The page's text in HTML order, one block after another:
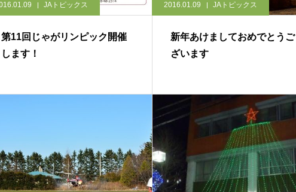
JAトピックス
第11回じゃがリンピック開催
します！
2016.01.09 JAトピックス
新年あけましておめでとうご
ざいます